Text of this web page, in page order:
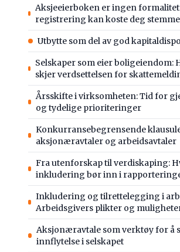
Aksjeeierboken er ingen
registrering kan koste deg
Utbytte som del av god
Selskaper som eier boligeiendom:
skjer verdsettelsen for
Årsskifte i virksomheten: Tid for
og tydelige prioriteringer
Konkurransebegrensende
aksjonæravtaler og arbeidsavtaler
Fra utenforskap til verdiskaping:
inkludering bør inn i
Inkludering og tilrettelegging i
Arbeidsgivers plikter og
Aksjonæravtale som verktøy for å
innflytelse i selskapet